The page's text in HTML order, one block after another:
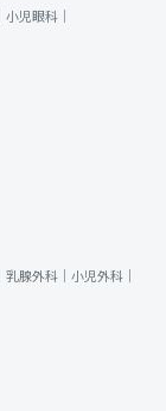
小児眼科｜
乳腺外科｜ 小児外科｜